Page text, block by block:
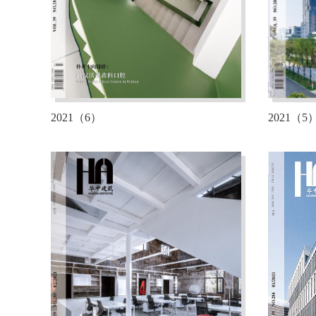
2021（6） 2021（5